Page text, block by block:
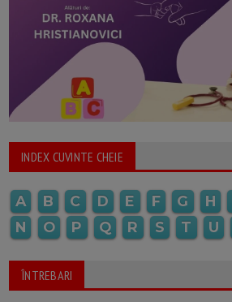
INDEX CUVINTE CHEIE
A B C D E F G H
N
O P Q R S T U
ÎNTREBARI